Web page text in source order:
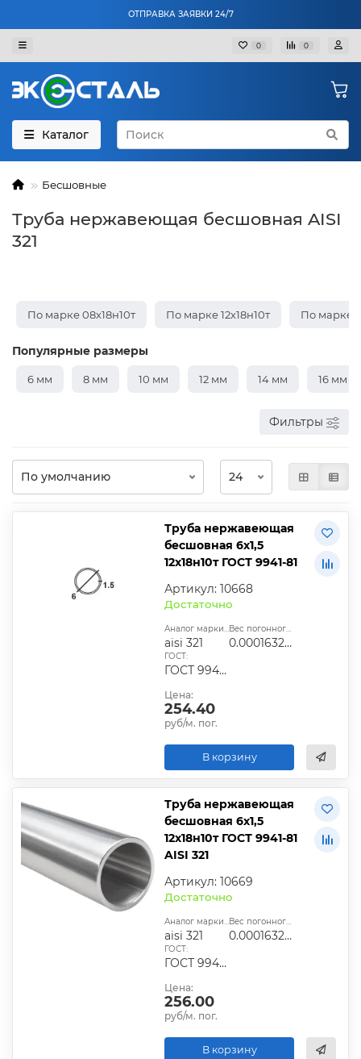
ОТПРАВКА ЗАЯВКИ 24/7
0 0
Каталог
Бесшовные
Труба нержавеющая бесшовная AISI
321
По марке 08х18н10т По марке 12х18н10т По марке
Популярные размеры
6 мм 8 мм 10 мм 12 мм 14 мм 16 мм
Фильтры
Труба нержавеющая
бесшовная 6х1,5
12х18н10т ГОСТ 9941-81
Артикул: 10668
Достаточно
Аналог марки стали:
aisi 321
Вес погонного метра, т.:
0.0001632825
ГОСТ:
ГОСТ 9940-81, ГОСТ 9941-81, ГОСТ 24030-80, ГОСТ 10498-82
Цена:
254.40
руб/м. пог.
В корзину
Труба нержавеющая
бесшовная 6х1,5
12х18н10т ГОСТ 9941-81
AISI 321
Артикул: 10669
Достаточно
Аналог марки стали:
aisi 321
Вес погонного метра, т.:
0.0001632825
ГОСТ:
ГОСТ 9940-81, ГОСТ 9941-81, ГОСТ 24030-80, ГОСТ 10498-82
Цена:
256.00
руб/м. пог.
В корзину